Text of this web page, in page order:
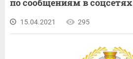
по сообщениям в соцсетях
15.04.2021 295